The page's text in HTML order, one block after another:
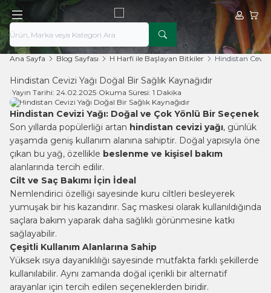
Hesabım
Ana Sayfa Blog Sayfası H Harfi ile Başlayan Bitkiler Hindistan Cevizi
Hindistan Cevizi Yağı Doğal Bir Sağlık Kaynağıdır
•Yayın Tarihi: 24.02.2025• Okuma Süresi: 1 Dakika
Hindistan Cevizi Yağı: Doğal ve Çok Yönlü Bir Seçenek
Son yıllarda popülerliği artan hindistan cevizi yağı, günlük
yaşamda geniş kullanım alanına sahiptir. Doğal yapısıyla öne
çıkan bu yağ, özellikle beslenme ve kişisel bakım
alanlarında tercih edilir.
Cilt ve Saç Bakımı İçin İdeal
Nemlendirici özelliği sayesinde kuru ciltleri besleyerek
yumuşak bir his kazandırır. Saç maskesi olarak kullanıldığında
saçlara bakım yaparak daha sağlıklı görünmesine katkı
sağlayabilir.
Çeşitli Kullanım Alanlarına Sahip
Yüksek ısıya dayanıklılığı sayesinde mutfakta farklı şekillerde
kullanılabilir. Aynı zamanda doğal içerikli bir alternatif
arayanlar için tercih edilen seçeneklerden biridir.